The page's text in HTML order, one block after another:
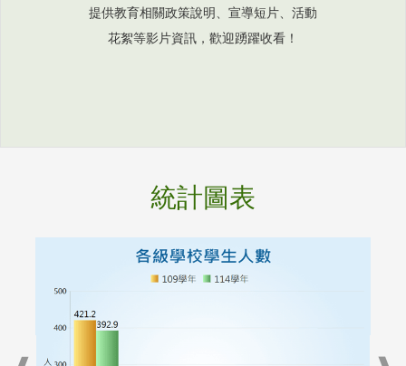
提供教育相關政策說明、宣導短片、活動
花絮等影片資訊，歡迎踴躍收看！
統計圖表